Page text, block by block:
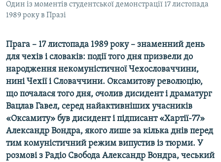
Усі сайти RFE/RL
Один із моментів студентської демонстрації 17 листопада
1989 року в Празі
Прага – 17 листопада 1989 року – знаменний день
для чехів і словаків: події того дня призвели до
народження некомуністичної Чехословаччини,
нині Чехії і Словаччини. Оксамитову революцію,
що почалася того дня, очолив дисидент і драматург
Вацлав Гавел, серед найактивніших учасників
«Оксамиту» був дисидент і підписант «Хартії-77»
Александр Вондра, якого лише за кілька днів перед
тим комуністичний режим випустив із тюрми. У
розмові з Радіо Свобода Александр Вондра, чеський